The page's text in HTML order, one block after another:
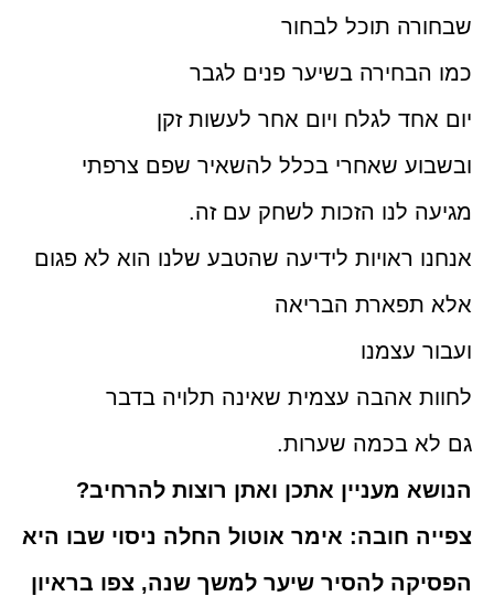
שבחורה תוכל לבחור
כמו הבחירה בשיער פנים לגבר
יום אחד לגלח ויום אחר לעשות זקן
ובשבוע שאחרי בכלל להשאיר שפם צרפתי
מגיעה לנו הזכות לשחק עם זה.
אנחנו ראויות לידיעה שהטבע שלנו הוא לא פגום
אלא תפארת הבריאה
ועבור עצמנו
לחוות אהבה עצמית שאינה תלויה בדבר
גם לא בכמה שערות.
הנושא מעניין אתכן ואתן רוצות להרחיב?
צפייה חובה: אימר אוטול החלה ניסוי שבו היא
הפסיקה להסיר שיער למשך שנה, צפו בראיון